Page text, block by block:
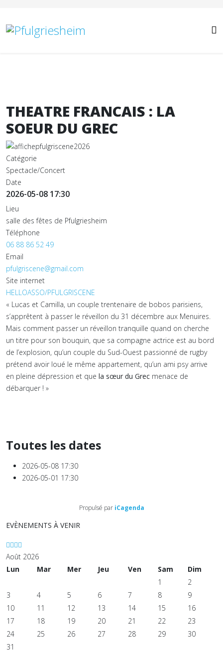
THEATRE FRANCAIS : LA
SOEUR DU GREC
Catégorie
Spectacle/Concert
Date
2026-05-08 17:30
Lieu
salle des fêtes de Pfulgriesheim
Téléphone
06 88 86 52 49
Email
pfulgriscene@gmail.com
Site internet
HELLOASSO/PFULGRISCENE
« Lucas et Camilla, un couple trentenaire de bobos parisiens,
s’apprêtent à passer le réveillon du 31 décembre aux Menuires.
Mais comment passer un réveillon tranquille quand on cherche
un titre pour son bouquin, que sa compagne actrice est au bord
de l’explosion, qu’un couple du Sud-Ouest passionné de rugby
prétend avoir loué le même appartement, qu’un ami psy arrive
en pleine dépression et que la sœur du Grec menace de
débarquer ! »
Toutes les dates
2026-05-08 17:30
2026-05-01 17:30
Propulsé par iCagenda
EVÈNEMENTS À VENIR
Août 2026
Lun
Mar Mer Jeu Ven Sam
Dim
1
2
3
4 5 6 7 8
9
10
11 12 13 14 15
16
17
18 19 20 21 22
23
24
25 26 27 28 29
30
31